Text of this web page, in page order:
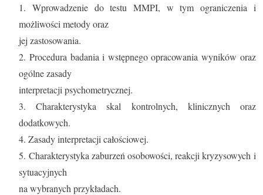
1. Wprowadzenie do testu MMPI, w tym ograniczenia i
możliwości metody oraz
jej zastosowania.
2. Procedura badania i wstępnego opracowania wyników oraz
ogólne zasady
interpretacji psychometrycznej.
3. Charakterystyka skal kontrolnych, klinicznych oraz
dodatkowych.
4. Zasady interpretacji całościowej.
5. Charakterystyka zaburzeń osobowości, reakcji kryzysowych i
sytuacyjnych
na wybranych przykładach.